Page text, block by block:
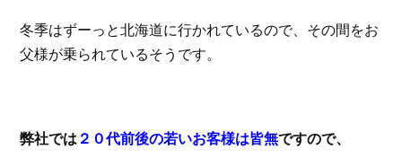
冬季はずーっと北海道に行かれているので、その間をお
父様が乗られているそうです。
弊社では ２０代前後の若いお客様は皆無ですので、